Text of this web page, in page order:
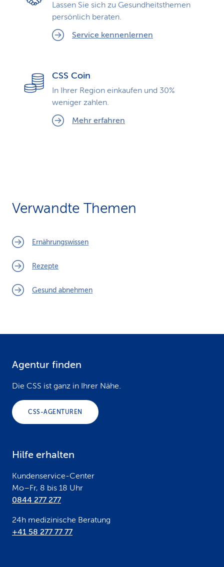
Lassen Sie sich zu Gesundheits­themen
persönlich beraten.
Service kennenlernen
CSS Coin
In Ihrer Region einkaufen und 30%
weniger zahlen.
Mehr erfahren
Verwandte Themen
Ernährungswissen
Rezepte
Gesund abnehmen
Agentur finden
Die CSS ist ganz in Ihrer Nähe.
CSS-AGENTUREN
Hilfe erhalten
Kundenservice-Center
Mo–Fr, 8 bis 18 Uhr
0844 277 277
24h medizinische Beratung
+41 58 277 77 77